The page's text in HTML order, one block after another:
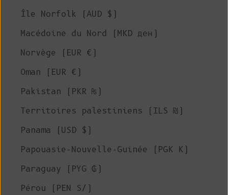
Île Norfolk (AUD $)
Macédoine du Nord (MKD ден)
Norvège (EUR €)
Oman (EUR €)
Pakistan (PKR ₨)
Territoires palestiniens (ILS ₪)
Panama (USD $)
Papouasie-Nouvelle-Guinée (PGK K)
Paraguay (PYG ₲)
Pérou (PEN S/)